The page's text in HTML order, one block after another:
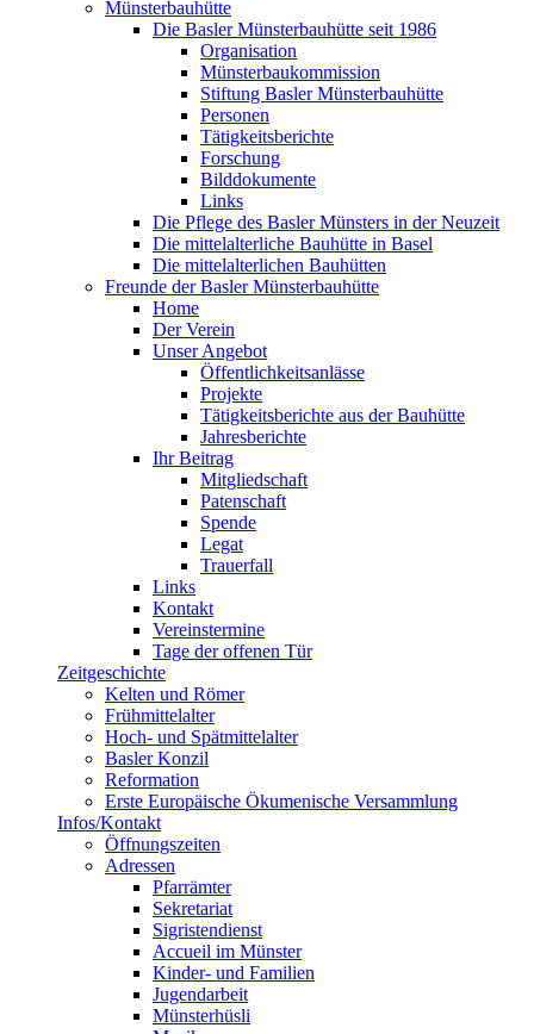
Münsterbauhütte
Die Basler Münsterbauhütte seit 1986
Organisation
Münsterbaukommission
Stiftung Basler Münsterbauhütte
Personen
Tätigkeitsberichte
Forschung
Bilddokumente
Links
Die Pflege des Basler Münsters in der Neuzeit
Die mittelalterliche Bauhütte in Basel
Die mittelalterlichen Bauhütten
Freunde der Basler Münsterbauhütte
Home
Der Verein
Unser Angebot
Öffentlichkeitsanlässe
Projekte
Tätigkeitsberichte aus der Bauhütte
Jahresberichte
Ihr Beitrag
Mitgliedschaft
Patenschaft
Spende
Legat
Trauerfall
Links
Kontakt
Vereinstermine
Tage der offenen Tür
Zeitgeschichte
Kelten und Römer
Frühmittelalter
Hoch- und Spätmittelalter
Basler Konzil
Reformation
Erste Europäische Ökumenische Versammlung
Infos/Kontakt
Öffnungszeiten
Adressen
Pfarrämter
Sekretariat
Sigristendienst
Accueil im Münster
Kinder- und Familien
Jugendarbeit
Münsterhüsli